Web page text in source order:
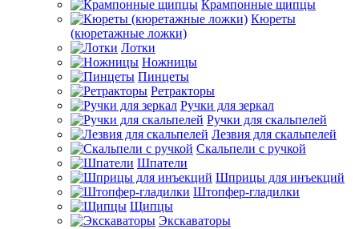
Крампонные щипцы
Кюреты
(кюретажные ложки)
Лотки
Ножницы
Пинцеты
Ретракторы
Ручки для зеркал
Ручки для скальпелей
Лезвия для скальпелей
Скальпели с ручкой
Шпатели
Шприцы для инъекций
Штопфер-гладилки
Щипцы
Экскаваторы